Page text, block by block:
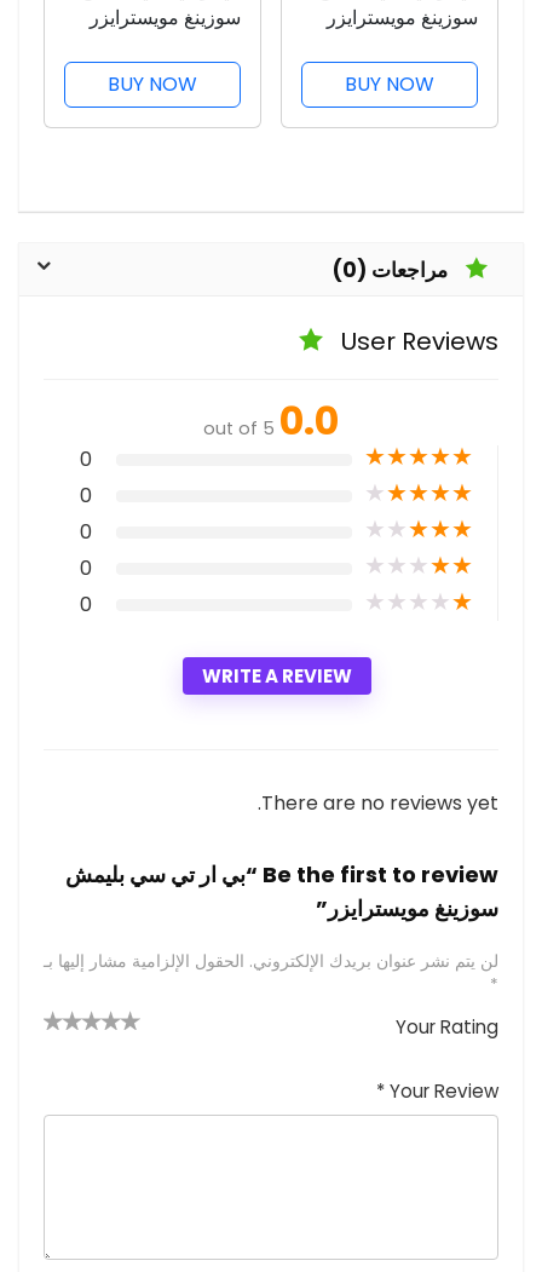
سوزينغ مويسترايزر
BUY NOW
سوزينغ مويسترايزر
BUY NOW
مراجعات (0)
User Reviews
0.0
out of 5
★
★
★
★
★
0
★
★
★
★
★
0
★
★
★
★
★
0
★
★
★
★
★
0
★
★
★
★
★
0
WRITE A REVIEW
There are no reviews yet.
Be the first to review “بي ار تي سي بليمش
سوزينغ مويسترايزر”
لن يتم نشر عنوان بريدك الإلكتروني. الحقول الإلزامية مشار إليها بـ
*
Your Rating
ن
أصلنجومنجوم
Your Review
*